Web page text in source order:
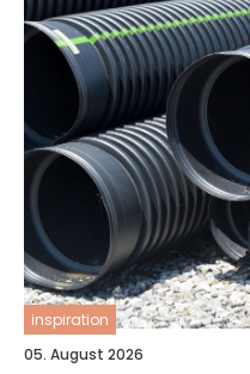
inspiration
05. August 2026